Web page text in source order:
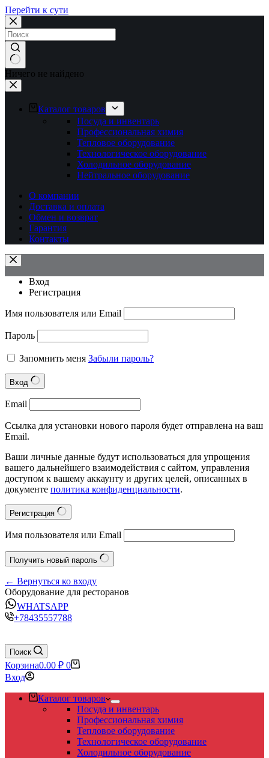
Перейти к сути
Ничего не найдено
Каталог товаров
Посуда и инвентарь
Профессиональная химия
Тепловое оборудование
Технологическое оборудование
Холодильное оборудование
Нейтральное оборудование
О компании
Доставка и оплата
Обмен и возврат
Гарантия
Контакты
Вход
Регистрация
Имя пользователя или Email
Пароль
Запомнить меня Забыли пароль?
Вход
Email
Ссылка для установки нового пароля будет отправлена на ваш
Email.
Ваши личные данные будут использоваться для упрощения
вашего дальнейшего взаимодействия с сайтом, управления
доступом к вашему аккаунту и других целей, описанных в
документе политика конфиденциальности.
Регистрация
Имя пользователя или Email
Получить новый пароль
← Вернуться ко входу
Оборудование для ресторанов
WHATSAPP
+78435557788
Поиск
Корзина0.00 ₽ 0
Вход
Каталог товаров
Посуда и инвентарь
Профессиональная химия
Тепловое оборудование
Технологическое оборудование
Холодильное оборудование